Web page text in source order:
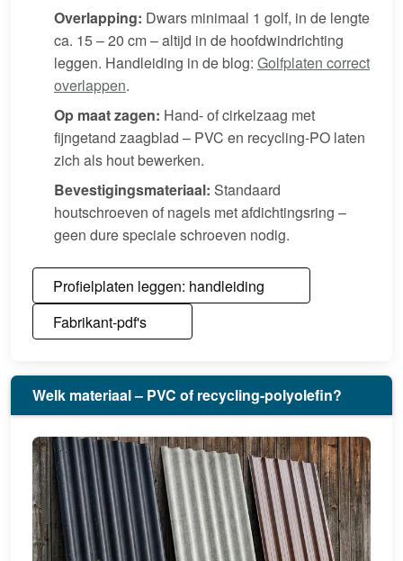
Overlapping: Dwars minimaal 1 golf, in de lengte
ca. 15 – 20 cm – altijd in de hoofdwindrichting
leggen. Handleiding in de blog: Golfplaten correct
overlappen.
Op maat zagen: Hand- of cirkelzaag met
fijngetand zaagblad – PVC en recycling-PO laten
zich als hout bewerken.
Bevestigingsmateriaal: Standaard
houtschroeven of nagels met afdichtingsring –
geen dure speciale schroeven nodig.
Profielplaten leggen: handleiding
Fabrikant-pdf's
Welk materiaal – PVC of recycling-polyolefin?